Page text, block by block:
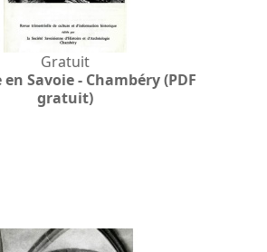
Gratuit
Savoie - Chambéry (PDF
gratuit)